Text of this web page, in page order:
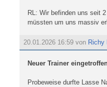
RL: Wir befinden uns seit
müssten um uns massiv
20.01.2026 16:59 von Richy
Neuer Trainer
Probeweise durfte Lasse